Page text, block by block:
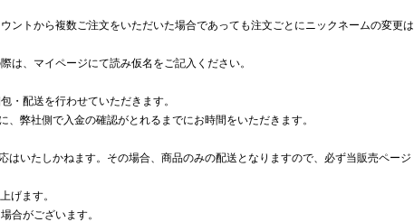
トから複数ご注文をいただいた場合であっても注文ごとにニックネームの変更は
、マイページにて読み仮名をご記入ください。
・配送を行わせていただきます。
弊社側で入金の確認がとれるまでにお時間をいただきます。
いたしかねます。その場合、商品のみの配送となりますので、必ず当販売ページ
げます。
合がございます。